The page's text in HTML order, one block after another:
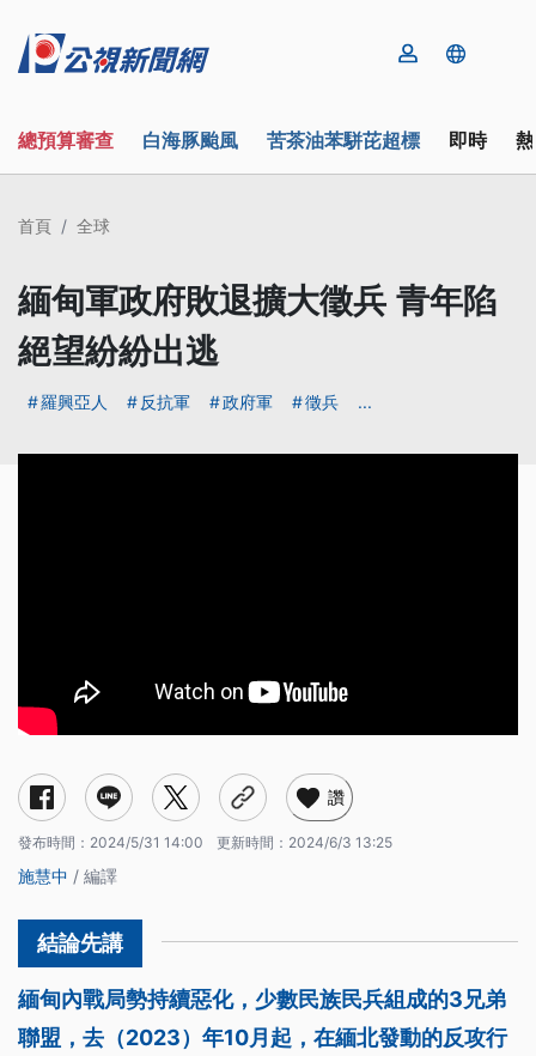
總預算審查 白海豚颱風 苦茶油苯駢芘超標 即時
首頁 全球
緬甸軍政府敗退擴大徵兵 青年陷
絕望紛紛出逃
羅興亞人 反抗軍 政府軍 徵兵 ...
讚
發布時間： 2024/5/31 14:00 更新時間： 2024/6/3 13:25
施慧中 / 編譯
緬甸內戰局勢持續惡化，少數民族民兵組成的3兄弟
聯盟，去（2023）年10月起，在緬北發動的反攻行